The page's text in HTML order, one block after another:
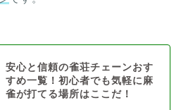
安心と信頼の雀荘チェーンおす
すめ一覧！初心者でも気軽に麻
雀が打てる場所はここだ！